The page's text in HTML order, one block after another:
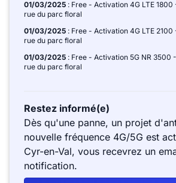
01/03/2025 : Free - Activation 4G LTE
rue du parc floral
01/03/2025 : Free - Activation 4G LTE
rue du parc floral
01/03/2025 : Free - Activation 5G NR 3500
rue du parc floral
Restez informé(e)
Dès qu'une panne, un projet
nouvelle fréquence 4G/5G est
Cyr-en-Val, vous recevrez un
notification.